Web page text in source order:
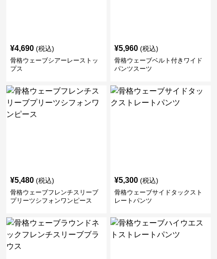
¥4,690 (税込)
骨格ウェーブシアーレーストッ
プス
¥5,960 (税込)
骨格ウェーブベルト付きワイド
パンツスーツ
¥5,480 (税込)
骨格ウェーブフレンチスリーブ
プリーツシフォンワンピース
¥5,300 (税込)
骨格ウェーブサイドタックスト
レートパンツ